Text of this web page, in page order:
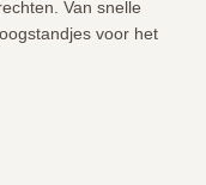
Van snelle
voor het